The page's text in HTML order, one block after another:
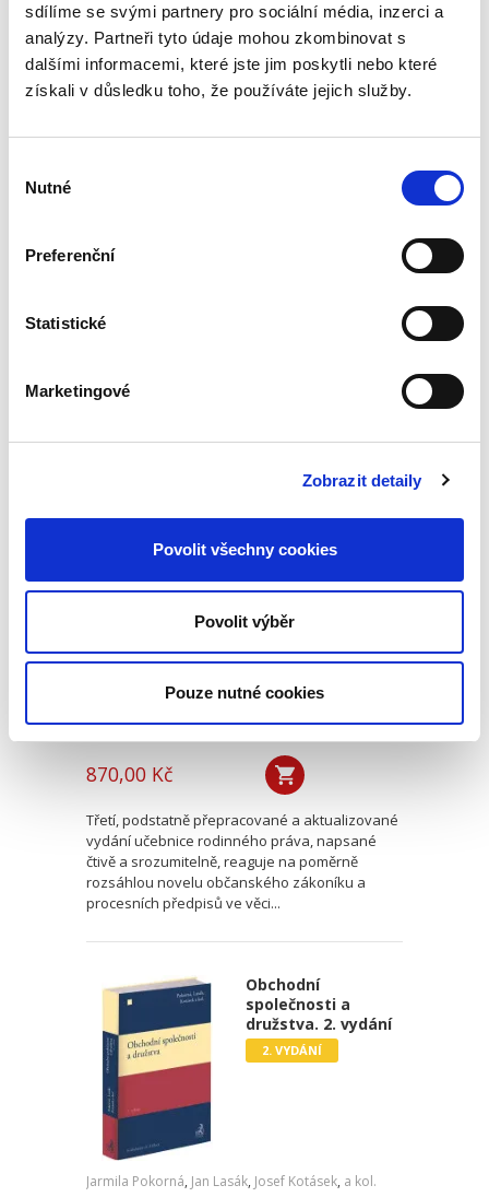
sdílíme se svými partnery pro sociální média, inzerci a
analýzy. Partneři tyto údaje mohou zkombinovat s
dalšími informacemi, které jste jim poskytli nebo které
získali v důsledku toho, že používáte jejich služby.
souhlasu
Nutné
Preferenční
Statistické
Marketingové
Zobrazit detaily
Povolit všechny cookies
Povolit výběr
Pouze nutné cookies
Základy práva pro
posluchače
fakult. 7. vydání
990,00 Kč
posluchače neprávnických fakult“ je
vydání
3. VYDÁNÍ
Zdeňka Králíčková,Milana Hrušáková,Lenka Westphalová ,a kol.
870,00 Kč
Třetí, podstatně přepracované a aktualizované
vydání učebnice rodinného práva, napsané
čtivě a srozumitelně, reaguje na poměrně
rozsáhlou novelu občanského zákoníku a
procesních předpisů ve věci...
Obchodní
společnosti a
družstva. 2. vydání
2. VYDÁNÍ
Jarmila Pokorná, Jan Lasák, Josef Kotásek, a kol.